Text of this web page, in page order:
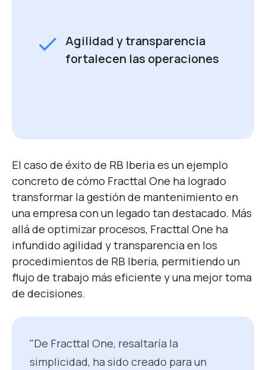
check Agilidad y transparencia
fortalecen las operaciones
El caso de éxito de RB Iberia es un ejemplo
concreto de cómo Fracttal One ha logrado
transformar la gestión de mantenimiento en
una empresa con un legado tan destacado. Más
allá de optimizar procesos, Fracttal One ha
infundido agilidad y transparencia en los
procedimientos de RB Iberia, permitiendo un
flujo de trabajo más eficiente y una mejor toma
de decisiones.
"De Fracttal One, resaltaría la
simplicidad, ha sido creado para un